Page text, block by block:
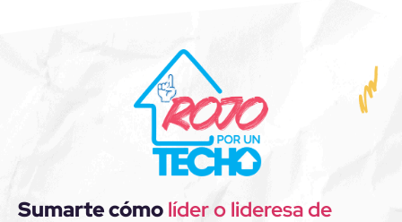
Sumarte cómo líder o lideresa de